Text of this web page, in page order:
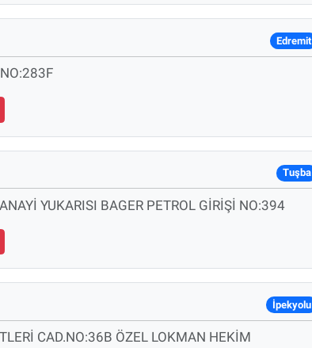
Edremit
Tuşba
YUKARISI BAGER PETROL GİRİŞİ NO:394
İpekyolu
CAD.NO:36B ÖZEL LOKMAN HEKİM